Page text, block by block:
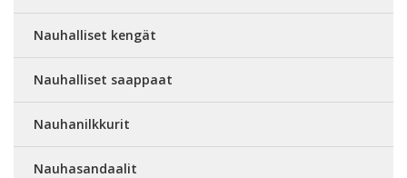
Nauhalliset kengät
Nauhalliset saappaat
Nauhanilkkurit
Nauhasandaalit